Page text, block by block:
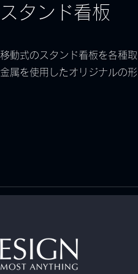
スタンド看板
移動式のスタンド看板を各種
金属を使用したオリジナルの